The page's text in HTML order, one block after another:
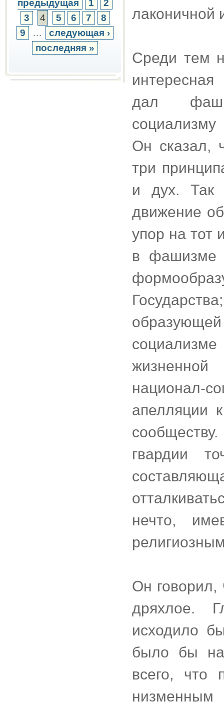
предыдущая 1
2
3
4 5 6 7
8
9
…
следующая ›
последняя »
лаконичной
Среди тем
дал
Он сказал,
три
и дух. Так
движение
упор на тот
в фашизме
национал-
апелляции
гвардии
нечто,
Он говорил,
дряхлое.
исходило
было бы
всего, что